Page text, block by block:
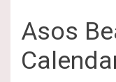
Asos